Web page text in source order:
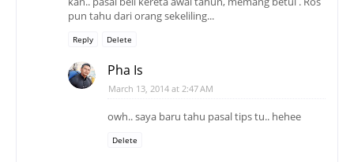
pun tahu dari orang sekeliling...
Reply Delete
Pha Is
March 13, 2014 at 2:47 AM
owh.. saya baru tahu pasal tips tu.. hehee
Delete